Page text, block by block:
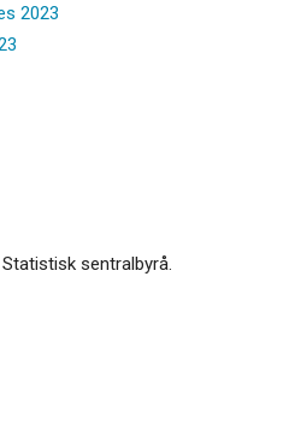
2023
sentralbyrå.